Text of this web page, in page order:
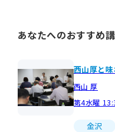
あなたへのおすすめ
西山厚と
西山 厚
第4水曜
金沢